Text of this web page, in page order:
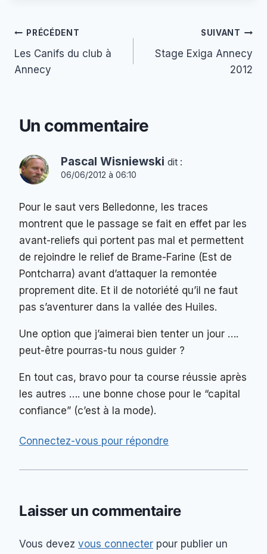
Navigation
de
PRÉCÉDENT
Les Canifs du club à
Annecy
SUIVANT
Stage Exiga Annecy
2012
Un commentaire
Pascal Wisniewski dit :
06/06/2012 à 06:10
Pour le saut vers Belledonne, les traces
montrent que le passage se fait en effet par les
avant-reliefs qui portent pas mal et permettent
de rejoindre le relief de Brame-Farine (Est de
Pontcharra) avant d’attaquer la remontée
proprement dite. Et il de notoriété qu’il ne faut
pas s’aventurer dans la vallée des Huiles.
Une option que j’aimerai bien tenter un jour ….
peut-être pourras-tu nous guider ?
En tout cas, bravo pour ta course réussie après
les autres …. une bonne chose pour le “capital
confiance” (c’est à la mode).
Connectez-vous pour répondre
Laisser un commentaire
Vous devez vous connecter pour publier un